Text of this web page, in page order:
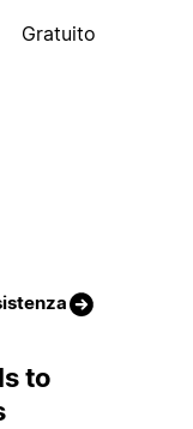
Gratuito
to